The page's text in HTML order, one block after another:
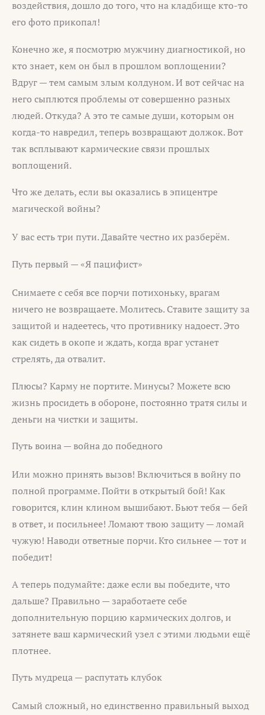
воздействия, дошло до того, что на кладбище кто-то
его фото прикопал!
Конечно же, я посмотрю мужчину диагностикой, но
кто знает, кем он был в прошлом воплощении?
Вдруг — тем самым злым колдуном. И вот сейчас на
него сыплются проблемы от совершенно разных
людей. Откуда? А это те самые души, которым он
когда-то навредил, теперь возвращают должок. Вот
так всплывают кармические связи прошлых
воплощений.
Что же делать, если вы оказались в эпицентре
магической войны?
У вас есть три пути. Давайте честно их разберём.
Путь первый — «Я пацифист»
Снимаете с себя все порчи потихоньку, врагам
ничего не возвращаете. Молитесь. Ставите защиту за
защитой и надеетесь, что противнику надоест. Это
как сидеть в окопе и ждать, когда враг устанет
стрелять, да отвалит.
Плюсы? Карму не портите. Минусы? Можете всю
жизнь просидеть в обороне, постоянно тратя силы и
деньги на чистки и защиты.
Путь воина — война до победного
Или можно принять вызов! Включиться в войну по
полной программе. Пойти в открытый бой! Как
говорится, клин клином вышибают. Бьют тебя — бей
в ответ, и посильнее! Ломают твою защиту — ломай
чужую! Наводи ответные порчи. Кто сильнее — тот и
победит!
А теперь подумайте: даже если вы победите, что
дальше? Правильно — заработаете себе
дополнительную порцию кармических долгов, и
затянете ваш кармический узел с этими людьми ещё
плотнее.
Путь мудреца — распутать клубок
Самый сложный, но единственно правильный выход